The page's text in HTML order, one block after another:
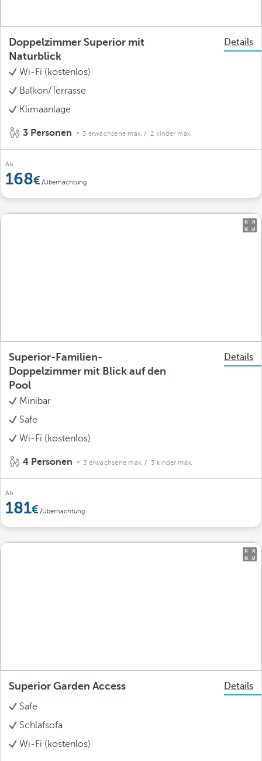
Doppelzimmer Superior mit
Naturblick
Details
Wi-Fi (kostenlos)
Balkon/Terrasse
Klimaanlage
3 Personen 3 erwachsene max. / 2 kinder max.
Ab
168 /Übernachtung
Superior-Familien-
Doppelzimmer mit Blick auf den
Pool
Details
Minibar
Safe
Wi-Fi (kostenlos)
4 Personen 3 erwachsene max. / 3 kinder max.
Ab
181 /Übernachtung
Superior Garden Access
Details
Safe
Schlafsofa
Wi-Fi (kostenlos)